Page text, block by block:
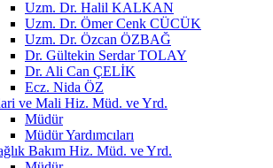
Uzm. Dr. Halil KALKAN
Uzm. Dr. Ömer Cenk CÜCÜK
Uzm. Dr. Özcan ÖZBAĞ
Dr. Gültekin Serdar TOLAY
Dr. Ali Can ÇELİK
Ecz. Nida ÖZ
ve Mali Hiz. Müd. ve Yrd.
Müdür
Müdür Yardımcıları
Bakım Hiz. Müd. ve Yrd.